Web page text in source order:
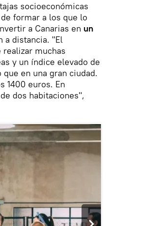
socioeconómicas
formar a los que lo
a Canarias en un
a distancia. "El
muchas
y un índice elevado de
en una gran ciudad.
1400 euros. En
dos habitaciones",